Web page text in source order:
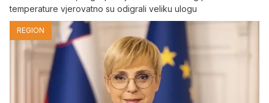
temperature vjerovatno su odigrali veliku ulogu
REGION